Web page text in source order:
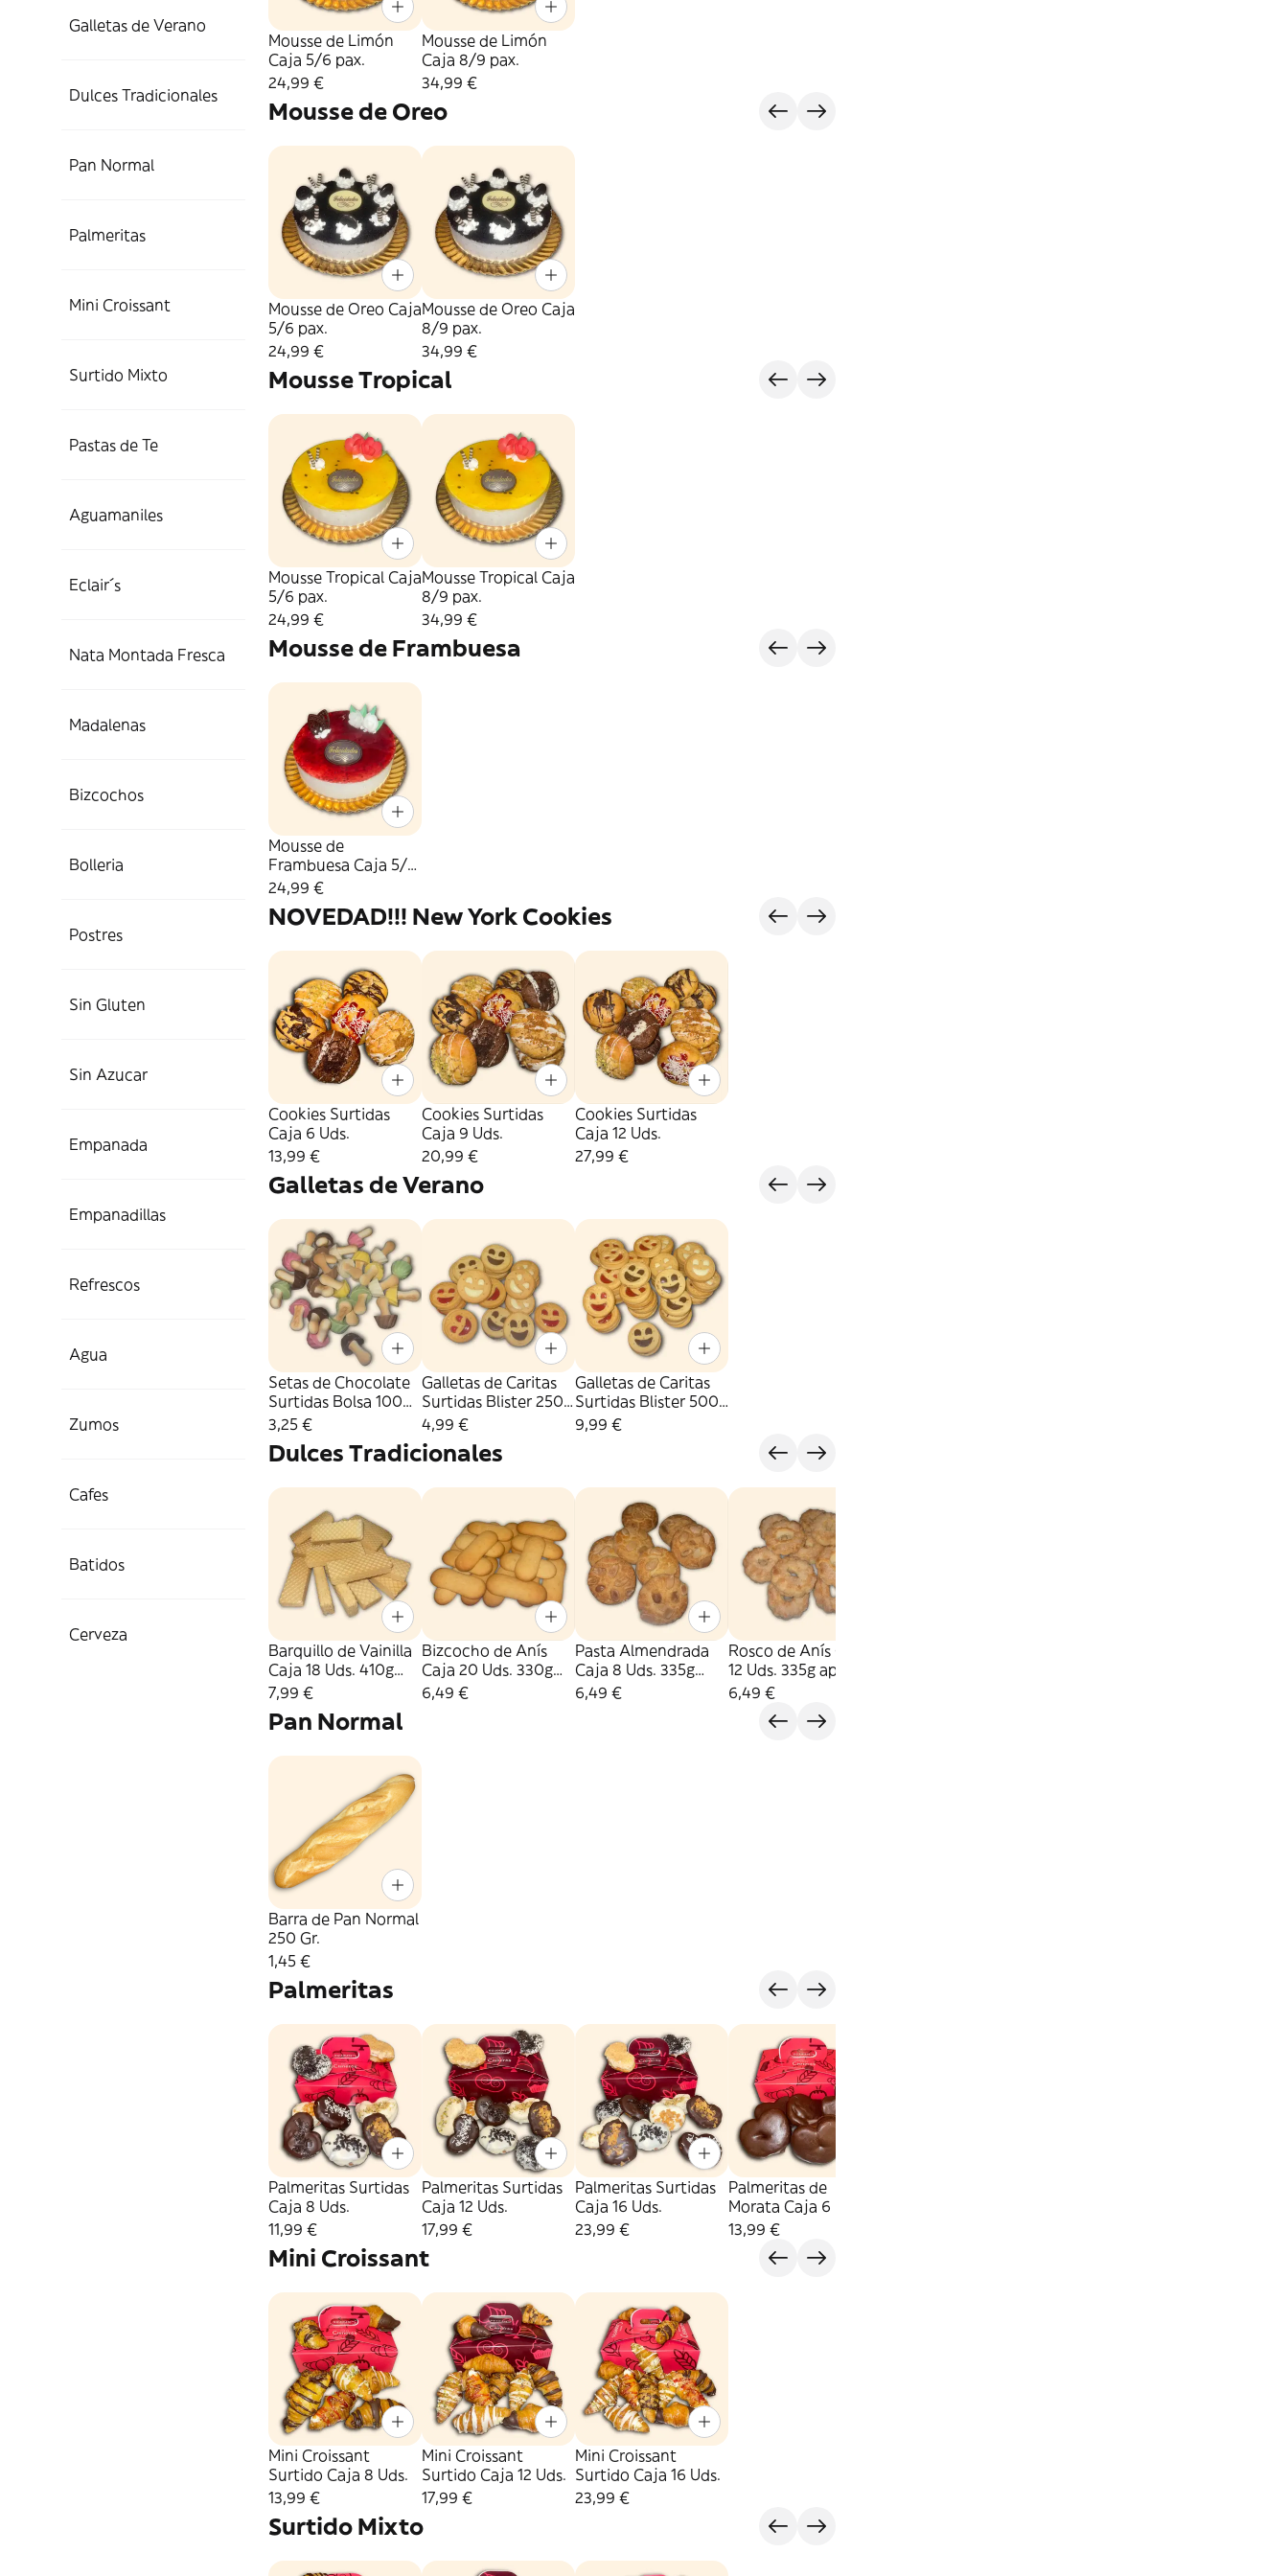
Galletas de Verano
Dulces Tradicionales
Pan Normal
Palmeritas
Mini Croissant
Surtido Mixto
Pastas de Te
Aguamaniles
Eclair´s
Nata Montada Fresca
Madalenas
Bizcochos
Bolleria
Postres
Sin Gluten
Sin Azucar
Empanada
Empanadillas
Refrescos
Agua
Zumos
Cafes
Batidos
Cerveza
Mousse de Limón
Caja 5/6 pax.
24,99 €
Mousse de Limón
Caja 8/9 pax.
34,99 €
Mousse de Oreo
Mousse de Oreo Caja
5/6 pax.
24,99 €
Mousse de Oreo Caja
8/9 pax.
34,99 €
Mousse Tropical
Mousse Tropical Caja
5/6 pax.
24,99 €
Mousse Tropical Caja
8/9 pax.
34,99 €
Mousse de Frambuesa
Mousse de
Frambuesa Caja 5/6
pax.
24,99 €
NOVEDAD!!! New York Cookies
Cookies Surtidas
Caja 6 Uds.
13,99 €
Cookies Surtidas
Caja 9 Uds.
20,99 €
Cookies Surtidas
Caja 12 Uds.
27,99 €
Galletas de Verano
Setas de Chocolate
Surtidas Bolsa 100
Gr.
3,25 €
Galletas de Caritas
Surtidas Blister 250
Gr.
4,99 €
Galletas de Caritas
Surtidas Blister 500
Gr.
9,99 €
Dulces Tradicionales
Barquillo de Vainilla
Caja 18 Uds. 410g
aprox
7,99 €
Bizcocho de Anís
Caja 20 Uds. 330g
aprox
6,49 €
Pasta Almendrada
Caja 8 Uds. 335g
aprox
6,49 €
Rosco de Anís Caja
12 Uds. 335g aprox
6,49 €
Pan Normal
Barra de Pan Normal
250 Gr.
1,45 €
Palmeritas
Palmeritas Surtidas
Caja 8 Uds.
11,99 €
Palmeritas Surtidas
Caja 12 Uds.
17,99 €
Palmeritas Surtidas
Caja 16 Uds.
23,99 €
Palmeritas de
Morata Caja 6 Uds.
13,99 €
Mini Croissant
Mini Croissant
Surtido Caja 8 Uds.
13,99 €
Mini Croissant
Surtido Caja 12 Uds.
17,99 €
Mini Croissant
Surtido Caja 16 Uds.
23,99 €
Surtido Mixto